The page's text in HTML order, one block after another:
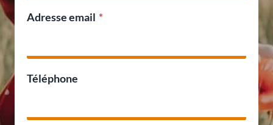
Adresse email *
Téléphone